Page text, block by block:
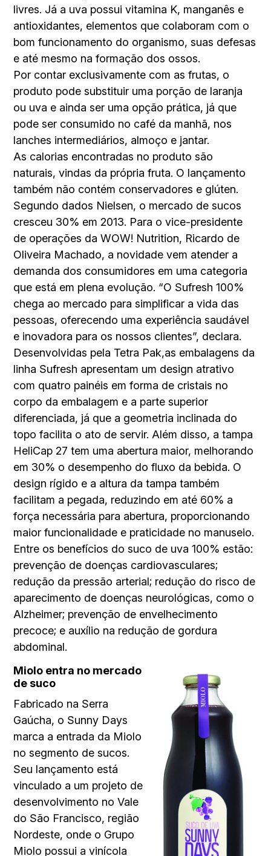
livres. Já a uva possui vitamina K, manganês e
antioxidantes, elementos que colaboram com o
bom funcionamento do organismo, suas defesas
e até mesmo na formação dos ossos.
Por contar exclusivamente com as frutas, o
produto pode substituir uma porção de laranja
ou uva e ainda ser uma opção prática, já que
pode ser consumido no café da manhã, nos
lanches intermediários, almoço e jantar.
As calorias encontradas no produto são
naturais, vindas da própria fruta. O lançamento
também não contém conservadores e glúten.
Segundo dados Nielsen, o mercado de sucos
cresceu 30% em 2013. Para o vice-presidente
de operações da WOW! Nutrition, Ricardo de
Oliveira Machado, a novidade vem atender a
demanda dos consumidores em uma categoria
que está em plena evolução. “O Sufresh 100%
chega ao mercado para simplificar a vida das
pessoas, oferecendo uma experiência saudável
e inovadora para os nossos clientes”, declara.
Desenvolvidas pela Tetra Pak,as embalagens da
linha Sufresh apresentam um design atrativo
com quatro painéis em forma de cristais no
corpo da embalagem e a parte superior
diferenciada, já que a geometria inclinada do
topo facilita o ato de servir. Além disso, a tampa
HeliCap 27 tem uma abertura maior, melhorando
em 30% o desempenho do fluxo da bebida. O
design rígido e a altura da tampa também
facilitam a pegada, reduzindo em até 60% a
força necessária para abertura, proporcionando
maior funcionalidade e praticidade no manuseio.
Entre os benefícios do suco de uva 100% estão:
prevenção de doenças cardiovasculares;
redução da pressão arterial; redução do risco de
aparecimento de doenças neurológicas, como o
Alzheimer; prevenção de envelhecimento
precoce; e auxílio na redução de gordura
abdominal.
Miolo entra no mercado
de suco
Fabricado na Serra
Gaúcha, o Sunny Days
marca a entrada da Miolo
no segmento de sucos.
Seu lançamento está
vinculado a um projeto de
desenvolvimento no Vale
do São Francisco, região
Nordeste, onde o Grupo
Miolo possui a vinícola